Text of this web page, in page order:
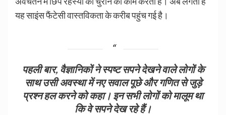
यह साइंस फैंटेसी वास्तविकता के करीब पहुंच गई है।
पहली बार, वैज्ञानिकों ने स्पष्ट सपने देखने वाले लोगों के
साथ उसी अवस्था में नए सवाल पूछे और गणित से जुड़े
प्रश्न हल करने को कहा। इन सभी लोगों को मालूम था
कि वे सपने देख रहे हैं।